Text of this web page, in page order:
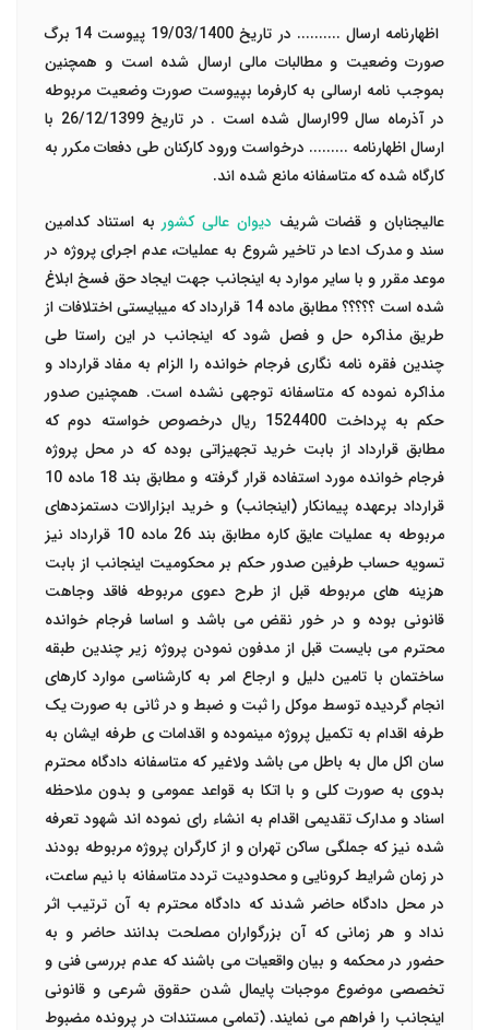
اظهارنامه ارسال .......... در تاریخ 19/03/1400 پیوست 14 برگ
صورت وضعیت و مطالبات مالی ارسال شده است و همچنین
بموجب نامه ارسالی به کارفرما بپیوست صورت وضعیت مربوطه
در آذرماه سال 99ارسال شده است . در تاریخ 26/12/1399 با
ارسال اظهارنامه ......... درخواست ورود کارکنان طی دفعات مکرر به
کارگاه شده که متاسفانه مانع شده اند.
عالیجنابان و قضات شریف دیوان عالی کشور به استناد کدامین
سند و مدرک ادعا در تاخیر شروع به عملیات، عدم اجرای پروژه در
موعد مقرر و با سایر موارد به اینجانب جهت ایجاد حق فسخ ابلاغ
شده است ؟؟؟؟؟ مطابق ماده 14 قرارداد که میبایستی اختلافات از
طریق مذاکره حل و فصل شود که اینجانب در این راستا طی
چندین فقره نامه نگاری فرجام خوانده را الزام به مفاد قرارداد و
مذاکره نموده که متاسفانه توجهی نشده است. همچنین صدور
حکم به پرداخت 1524400 ریال درخصوص خواسته دوم که
مطابق قرارداد از بابت خرید تجهیزاتی بوده که در محل پروژه
فرجام خوانده مورد استفاده قرار گرفته و مطابق بند 18 ماده 10
قرارداد برعهده پیمانکار (اینجانب) و خرید ابزارالات دستمزدهای
مربوطه به عملیات عایق کاره مطابق بند 26 ماده 10 قرارداد نیز
تسویه حساب طرفین صدور حکم بر محکومیت اینجانب از بابت
هزینه های مربوطه قبل از طرح دعوی مربوطه فاقد وجاهت
قانونی بوده و در خور نقض می باشد و اساسا فرجام خوانده
محترم می بایست قبل از مدفون نمودن پروژه زیر چندین طبقه
ساختمان با تامین دلیل و ارجاع امر به کارشناسی موارد کارهای
انجام گردیده توسط موکل را ثبت و ضبط و در ثانی به صورت یک
طرفه اقدام به تکمیل پروژه مینموده و اقدامات ی طرفه ایشان به
سان اکل مال به باطل می باشد ولاغیر که متاسفانه دادگاه محترم
بدوی به صورت کلی و با اتکا به قواعد عمومی و بدون ملاحظه
اسناد و مدارک تقدیمی اقدام به انشاء رای نموده اند شهود تعرفه
شده نیز که جملگی ساکن تهران و از کارگران پروژه مربوطه بودند
در زمان شرایط کرونایی و محدودیت تردد متاسفانه با نیم ساعت،
در محل دادگاه حاضر شدند که دادگاه محترم به آن ترتیب اثر
نداد و هر زمانی که آن بزرگواران مصلحت بدانند حاضر و به
حضور در محکمه و بیان واقعیات می باشند که عدم بررسی فنی و
تخصصی موضوع موجبات پایمال شدن حقوق شرعی و قانونی
اینجانب را فراهم می نمایند. (تمامی مستندات در پرونده مضبوط